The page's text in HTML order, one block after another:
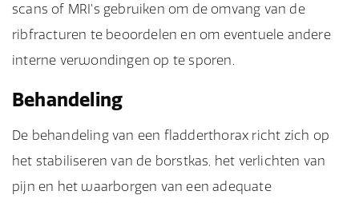
scans of MRI's gebruiken om de omvang van de
ribfracturen te beoordelen en om eventuele andere
interne verwondingen op te sporen.
Behandeling
De behandeling van een fladderthorax richt zich op
het stabiliseren van de borstkas, het verlichten van
pijn en het waarborgen van een adequate